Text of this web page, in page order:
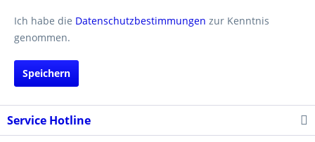
Ich habe die Datenschutzbestimmungen zur Kenntnis
genommen.
Speichern
Service Hotline